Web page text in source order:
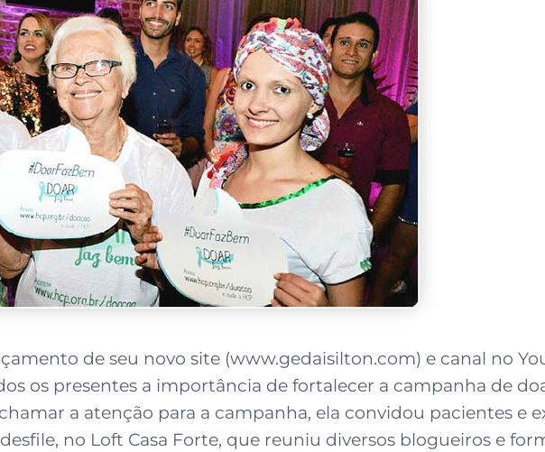
de seu novo site (www.gedaisilton.com) e canal no
os presentes a importância de fortalecer a campanha de
a atenção para a campanha, ela convidou pacientes e
no Loft Casa Forte, que reuniu diversos blogueiros e